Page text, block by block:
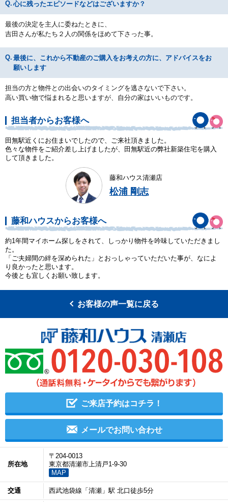
心に残ったエピソードなどはございますか？
最後の決定を主人に委ねたときに、
吉田さんが私たち２人の関係をほめて下さった事。
最後に、これから不動産のご購入をお考えの方に、アドバイスをお
願いします
担当の方と物件との出会いのタイミングを逃さないで下さい。
高い買い物で悩まれると思いますが、自分の家はいいものです。
担当者からお客様へ
田無駅近くにお住まいでしたので、ご来社頂きました。
色々な物件をご紹介差し上げましたが、田無駅近の弊社新築住宅を購入
して頂きました。
藤和ハウス清瀬店
松浦 剛志
藤和ハウスからお客様へ
約1年間マイホーム探しをされて、しっかり物件を吟味していただきまし
た。
「ご夫婦間の絆を深められた」とおっしゃっていただいた事が、なによ
り良かったと思います。
今後とも宜しくお願い致します。
お客様の声一覧に戻る
ご来店予約はコチラ！
メールでお問い合わせ
所在地
〒204-0013
東京都清瀬市上清戸1-9-30
MAP
交通 西武池袋線「清瀬」駅 北口徒歩5分